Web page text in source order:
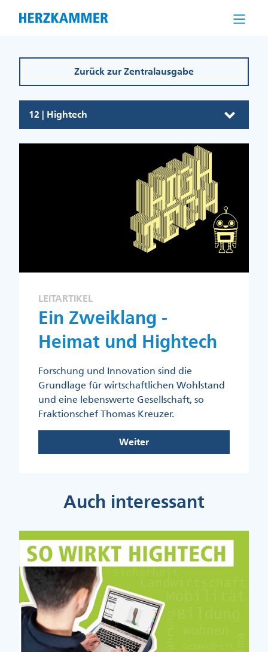
Zurück zur Zentralausgabe
12 | Hightech
LEITARTIKEL
Ein Zweiklang -
Heimat und Hightech
Forschung und Innovation sind die
Grundlage für wirtschaftlichen Wohlstand
und eine lebenswerte Gesellschaft, so
Fraktionschef Thomas Kreuzer.
Weiter
Auch interessant